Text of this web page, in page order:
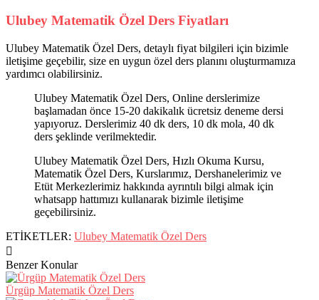
Ulubey Matematik Özel Ders Fiyatları
Ulubey Matematik Özel Ders, detaylı fiyat bilgileri için bizimle
iletişime geçebilir, size en uygun özel ders planını oluşturmamıza
yardımcı olabilirsiniz.
Ulubey Matematik Özel Ders, Online derslerimize
başlamadan önce 15-20 dakikalık ücretsiz deneme dersi
yapıyoruz. Derslerimiz 40 dk ders, 10 dk mola, 40 dk
ders şeklinde verilmektedir.
Ulubey Matematik Özel Ders, Hızlı Okuma Kursu,
Matematik Özel Ders, Kurslarımız, Dershanelerimiz ve
Etüt Merkezlerimiz hakkında ayrıntılı bilgi almak için
whatsapp hattımızı kullanarak bizimle iletişime
geçebilirsiniz.
ETİKETLER: Ulubey Matematik Özel Ders
Benzer Konular
Ürgüp Matematik Özel Ders